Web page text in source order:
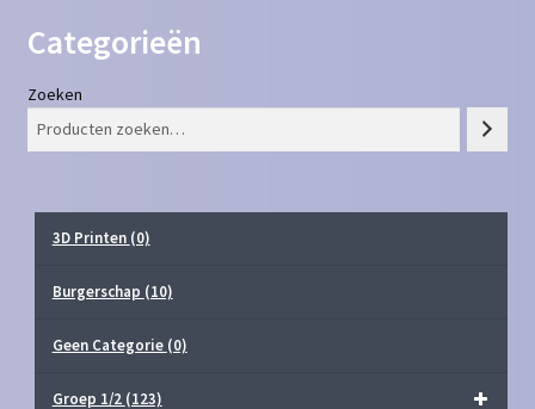
Categorieën
Zoeken
3D Printen (0)
Burgerschap (10)
Geen Categorie (0)
Groep 1/2 (123)